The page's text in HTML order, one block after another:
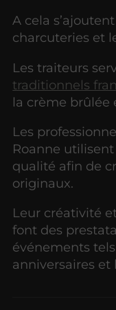
A cela
charcuteries et
Les traiteurs
traditionnels
la crème brûlée
Les
Roanne
qualité afin de
originaux.
Leur créativité
font des
événements
anniversaires et